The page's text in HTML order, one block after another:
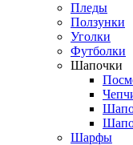
Пледы
Ползунки
Уголки
Футболки
Шапочки
Шарфы